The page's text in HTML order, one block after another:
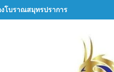
งโบราณสมุทรปราการ